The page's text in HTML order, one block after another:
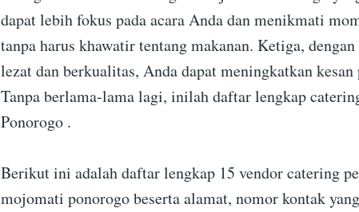
dapat lebih fokus pada acara Anda dan menikmati
tanpa harus khawatir tentang makanan. Ketiga,
lezat dan berkualitas, Anda dapat meningkatkan
Tanpa berlama-lama lagi, inilah daftar lengkap
Ponorogo .
Berikut ini adalah daftar lengkap 15 vendor catering
mojomati ponorogo beserta alamat, nomor kontak